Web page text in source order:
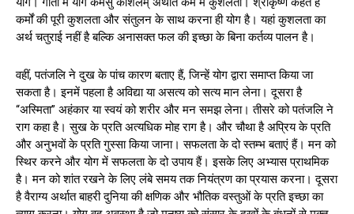
कर्मों की पूरी कुशलता और संतुलन के साथ करना ही योग है। यहां कुशलता का
अर्थ चतुराई नहीं है बल्कि अनासक्त फल की इच्छा के बिना कर्तव्य पालन है।
वहीं, पतंजलि ने दुख के पांच कारण बताए हैं, जिन्हें योग द्वारा समाप्त किया जा
सकता है। इनमें पहला है अविद्या या असत्य को सत्य मान लेना। दूसरा है
“अस्मिता” अहंकार या स्वयं को शरीर और मन समझ लेना। तीसरे को पतंजलि ने
राग कहा है। सुख के प्रति अत्यधिक मोह राग है। और चौथा है अप्रिय के प्रति
और अनुभवों के प्रति गुस्सा किया जाना। सफलता के दो स्तम्भ बताएं हैं। मन को
स्थिर करने और योग में सफलता के दो उपाय हैं। इसके लिए अभ्यास प्राथमिक
है। मन को शांत रखने के लिए लंबे समय तक नियंत्रण का प्रयास करना। दूसरा
है वैराग्य अर्थात बाहरी दुनिया की क्षणिक और भौतिक वस्तुओं के प्रति इच्छा का